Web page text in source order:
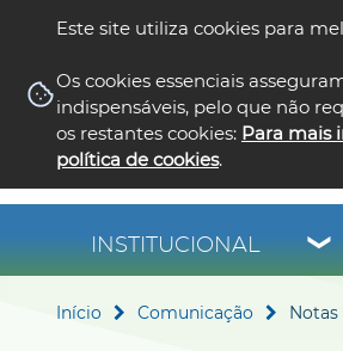
Este site utiliza cookies para
Os cookies essenciais
indispensáveis, pelo que não
os restantes cookies: Para mais
política de cookies.
INSTITUCIONAL
Início Comunicação Notas